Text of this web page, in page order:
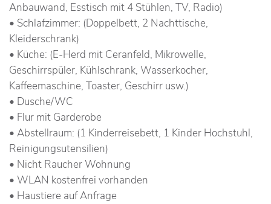
Anbauwand, Esstisch mit 4 Stühlen, TV, Radio)
• Schlafzimmer: (Doppelbett, 2 Nachttische,
Kleiderschrank)
• Küche: (E-Herd mit Ceranfeld, Mikrowelle,
Geschirrspüler, Kühlschrank, Wasserkocher,
Kaffeemaschine, Toaster, Geschirr usw.)
• Dusche/WC
• Flur mit Garderobe
• Abstellraum: (1 Kinderreisebett, 1 Kinder Hochstuhl,
Reinigungsutensilien)
• Nicht Raucher Wohnung
• WLAN kostenfrei vorhanden
• Haustiere auf Anfrage